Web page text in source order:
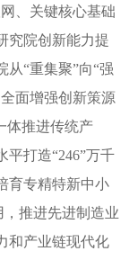
、关键核心基础
究院创新能力提
从“重集聚”向“强
面增强创新策源
体推进传统产
平打造“246”万千
育专精特新中小
，推进先进制造业
和产业链现代化